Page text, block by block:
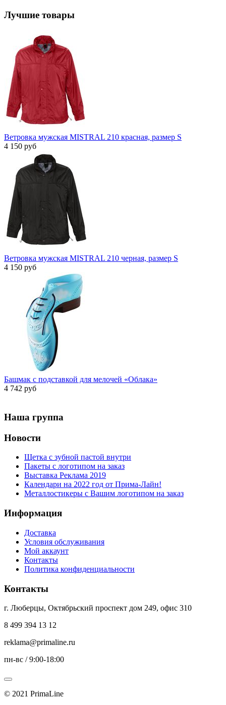
Лучшие товары
Ветровка мужская MISTRAL 210 красная, размер S
4 150 руб
Ветровка мужская MISTRAL 210 черная, размер S
4 150 руб
Башмак с подставкой для мелочей «Облака»
4 742 руб
Наша группа
Новости
Щетка с зубной пастой внутри
Пакеты с логотипом на заказ
Выставка Реклама 2019
Календари на 2022 год от Прима-Лайн!
Металлостикеры с Вашим логотипом на заказ
Информация
Доставка
Условия обслуживания
Мой аккаунт
Контакты
Политика конфиденциальности
Контакты
г. Люберцы, Октябрьский проспект дом 249, офис 310
8 499 394 13 12
reklama@primaline.ru
пн-вс / 9:00-18:00
© 2021 PrimaLine